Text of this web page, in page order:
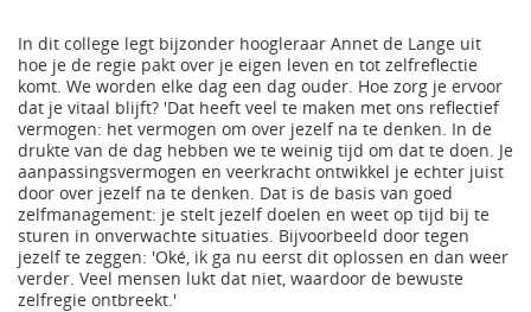
In dit college legt bijzonder hoogleraar Annet de Lange uit
hoe je de regie pakt over je eigen leven en tot zelfreflectie
komt. We worden elke dag een dag ouder. Hoe zorg je ervoor
dat je vitaal blijft? 'Dat heeft veel te maken met ons reflectief
vermogen: het vermogen om over jezelf na te denken. In de
drukte van de dag hebben we te weinig tijd om dat te doen. Je
aanpassingsvermogen en veerkracht ontwikkel je echter juist
door over jezelf na te denken. Dat is de basis van goed
zelfmanagement: je stelt jezelf doelen en weet op tijd bij te
sturen in onverwachte situaties. Bijvoorbeeld door tegen
jezelf te zeggen: 'Oké, ik ga nu eerst dit oplossen en dan weer
verder. Veel mensen lukt dat niet, waardoor de bewuste
zelfregie ontbreekt.'